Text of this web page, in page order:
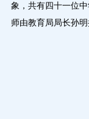
象，共有四十一位
师由教育局局长孙明